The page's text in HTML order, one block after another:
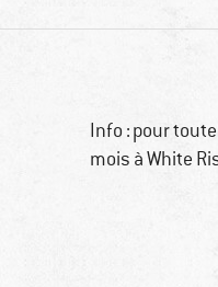
Info : pour
mois à White